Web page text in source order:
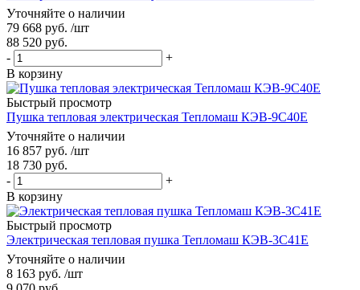
Уточняйте о наличии
79 668 руб. /шт
88 520 руб.
-
+
В корзину
Быстрый просмотр
Пушка тепловая электрическая Тепломаш КЭВ-9С40Е
Уточняйте о наличии
16 857 руб. /шт
18 730 руб.
-
+
В корзину
Быстрый просмотр
Электрическая тепловая пушка Тепломаш КЭВ-3С41Е
Уточняйте о наличии
8 163 руб. /шт